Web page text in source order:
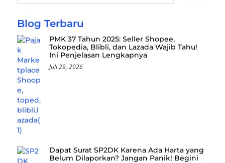
Blog Terbaru
PMK 37 Tahun 2025: Seller Shopee,
Tokopedia, Blibli, dan Lazada Wajib Tahu!
Ini Penjelasan Lengkapnya
Juli 29, 2026
Dapat Surat SP2DK Karena Ada Harta yang
Belum Dilaporkan? Jangan Panik! Begini